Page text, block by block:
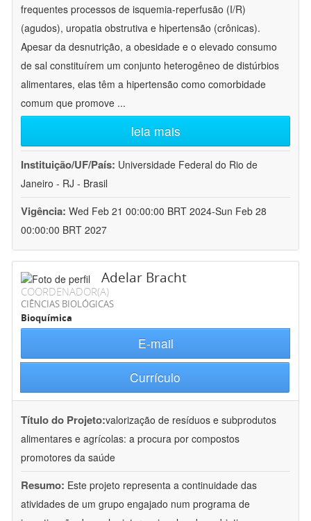
frequentes processos de isquemia-reperfusão (I/R)
(agudos), uropatia obstrutiva e hipertensão (crônicas).
Apesar da desnutrição, a obesidade e o elevado consumo
de sal constituírem um conjunto heterogêneo de distúrbios
alimentares, elas têm a hipertensão como comorbidade
comum que promove ...
leia mais
Instituição/UF/País: Universidade Federal do Rio de
Janeiro - RJ - Brasil
Vigência: Wed Feb 21 00:00:00 BRT 2024-Sun Feb 28
00:00:00 BRT 2027
Adelar Bracht
COORDENADOR(A)
CIÊNCIAS BIOLÓGICAS
Bioquímica
E-mail
Currículo
Título do Projeto:valorização de resíduos e subprodutos
alimentares e agrícolas: a procura por compostos
promotores da saúde
Resumo: Este projeto representa a continuidade das
atividades de um grupo engajado num programa de